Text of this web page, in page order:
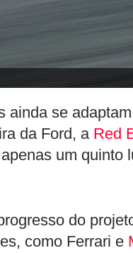
ainda se
da Ford, a Red
um quinto
do
como Ferrari e